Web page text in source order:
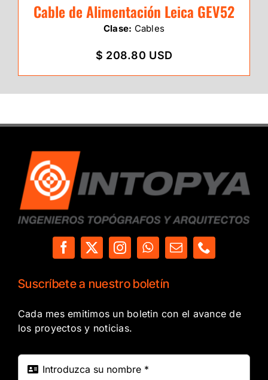
Cable de Alimentación Leica GEV52
Clase: Cables
$ 208.80 USD
Suscríbete a nuestro boletín
Cada mes emitimos un boletin con el avance de
los proyectos y noticias.